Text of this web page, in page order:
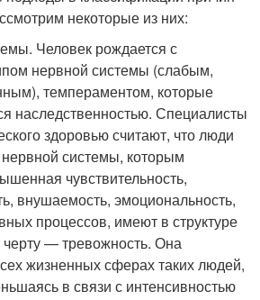
некоторые из них:
Человек рождается с
нервной системы (слабым,
темпераментом, которые
наследственностью. Специалисты
здоровью считают, что люди
системы, которым
чувствительность,
внушаемость, эмоциональность,
процессов, имеют в структуре
черту — тревожность. Она
жизненных сферах таких людей,
в связи с интенсивностью